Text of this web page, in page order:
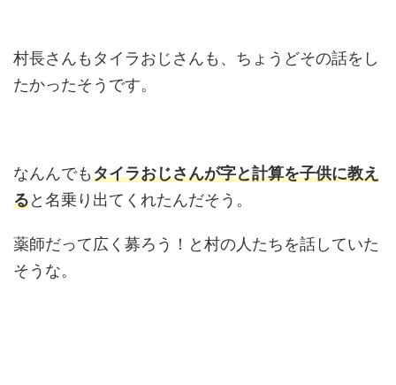
村長さんもタイラおじさんも、ちょうどその話をし
たかったそうです。
なんんでもタイラおじさんが字と計算を子供に教え
ると名乗り出てくれたんだそう。
薬師だって広く募ろう！と村の人たちを話していた
そうな。